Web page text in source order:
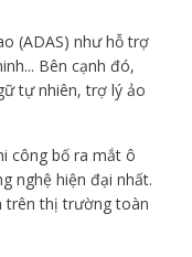
(ADAS) như hỗ trợ
Bên cạnh đó,
tự nhiên, trợ lý ảo
công bố ra mắt ô
nghệ hiện đại nhất.
trên thị trường toàn